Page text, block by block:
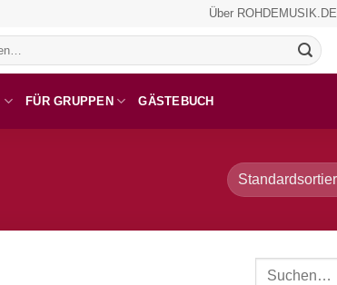
Über ROHDEMUSIK.DE
FÜR GRUPPEN GÄSTEBUCH